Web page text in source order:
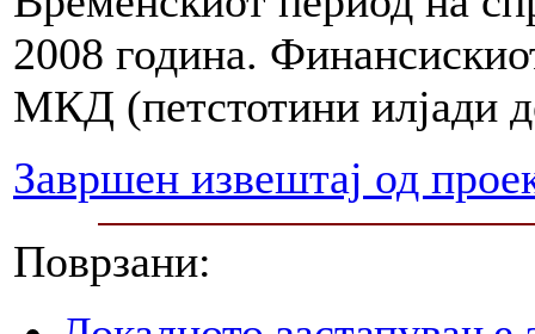
2008 година.
МКД (петстотини илјади
Завршен извештај од
Поврзани: